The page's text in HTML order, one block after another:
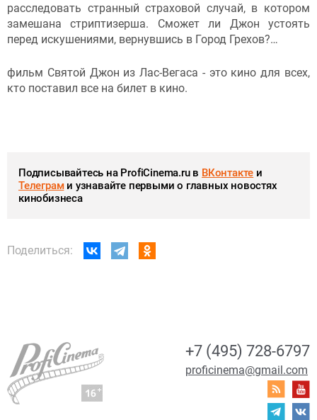
расследовать странный страховой случай, в котором
замешана стриптизерша. Сможет ли Джон устоять
перед искушениями, вернувшись в Город Грехов?…
фильм Святой Джон из Лас-Вегаса - это кино для всех,
кто поставил все на билет в кино.
Подписывайтесь на ProfiCinema.ru в ВКонтакте и
Телеграми узнавайте первыми о главных новостях
кинобизнеса
Поделиться:
+7 (495) 728-6797
proficinema@gmail.com